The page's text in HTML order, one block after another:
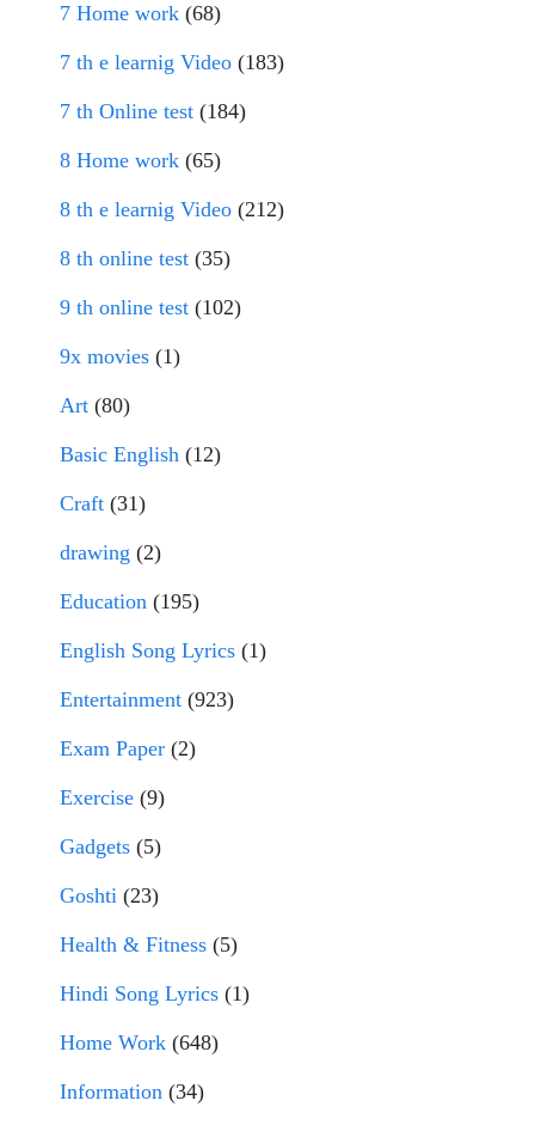
7 Home work (68)
7 th e learnig Video (183)
7 th Online test (184)
8 Home work (65)
8 th e learnig Video (212)
8 th online test (35)
9 th online test (102)
9x movies (1)
Art (80)
Basic English (12)
Craft (31)
drawing (2)
Education (195)
English Song Lyrics (1)
Entertainment (923)
Exam Paper (2)
Exercise (9)
Gadgets (5)
Goshti (23)
Health & Fitness (5)
Hindi Song Lyrics (1)
Home Work (648)
Information (34)